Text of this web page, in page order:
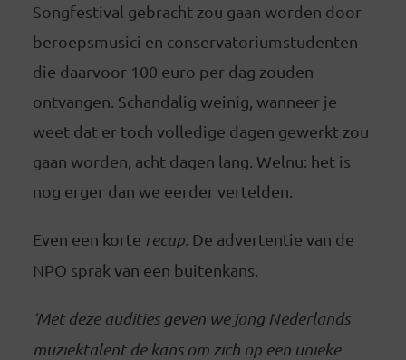
Songfestival gebracht zou gaan worden door
beroepsmusici en conservatoriumstudenten
die daarvoor 100 euro per dag zouden
ontvangen. Schandalig weinig, wanneer je
weet dat er toch volledige dagen gewerkt zou
gaan worden, acht dagen lang. Welnu: het is
nog erger dan we eerder vertelden.
Even een korte recap. De advertentie van de
NPO sprak van een buitenkans.
‘Met deze audities geven we jong Nederlands
muziektalent de kans om zich op een unieke